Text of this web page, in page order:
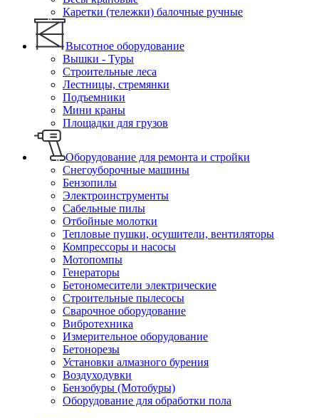
Каретки (тележки) балочные ручные
Высотное оборудование
Вышки - Туры
Строительные леса
Лестницы, стремянки
Подъемники
Мини краны
Площадки для грузов
Оборудование для ремонта и стройки
Снегоуборочные машины
Бензопилы
Электроинструменты
Сабельные пилы
Отбойные молотки
Тепловые пушки, осушители, вентиляторы
Компрессоры и насосы
Мотопомпы
Генераторы
Бетономесители электрические
Строительные пылесосы
Сварочное оборудование
Вибротехника
Измерительное оборудование
Бетонорезы
Установки алмазного бурения
Воздуходувки
Бензобуры (Мотобуры)
Оборудование для обработки пола